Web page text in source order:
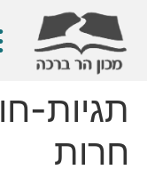
תגיות-
חרות